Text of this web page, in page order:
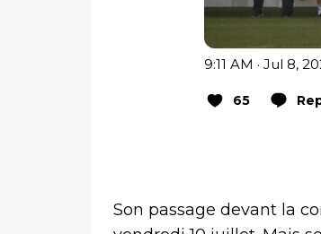
9:11 AM · Jul 8,
65
Son passage devant la